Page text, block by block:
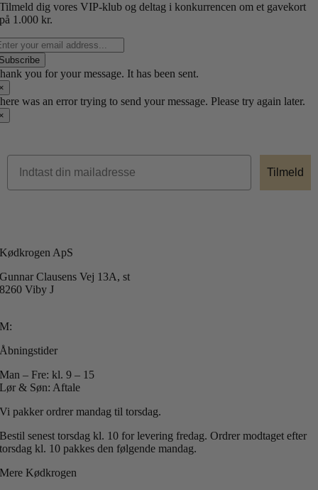
Tilmeld dig vores VIP-klub og deltag i konkurrencen om et gavekort
på 1.000 kr.
you for your message. It has been sent.
was an error trying to send your message. Please try again later.
Tilmeld
Kødkrogen ApS
Gunnar Clausens Vej 13A, st
8260 Viby J
M:
Åbningstider
Man – Fre: kl. 9 – 15
Lør & Søn: Aftale
Vi pakker ordrer mandag til torsdag.
Bestil senest torsdag kl. 10 for levering fredag.Ordrer modtaget efter
torsdag kl. 10 pakkes den følgende mandag.
Mere Kødkrogen